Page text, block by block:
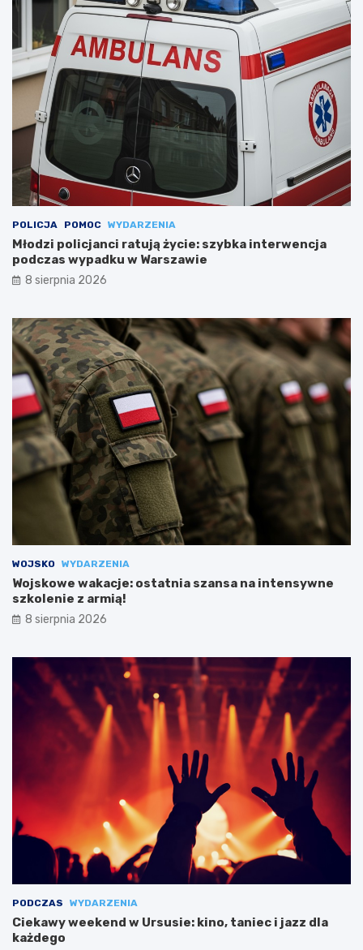
POLICJA POMOC WYDARZENIA
Młodzi policjanci ratują życie: szybka interwencja
podczas wypadku w Warszawie
8 sierpnia 2026
WOJSKO WYDARZENIA
Wojskowe wakacje: ostatnia szansa na intensywne
szkolenie z armią!
8 sierpnia 2026
PODCZAS WYDARZENIA
Ciekawy weekend w Ursusie: kino, taniec i jazz dla
każdego